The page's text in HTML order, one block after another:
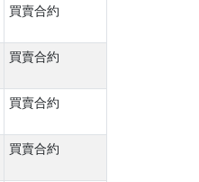
買賣合約
買賣合約
買賣合約
買賣合約